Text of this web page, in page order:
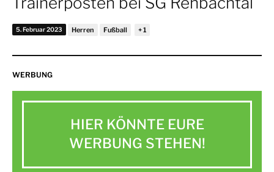
5. Februar 2023 Herren Fußball
WERBUNG
HIER KÖNNTE EURE
WERBUNG STEHEN!